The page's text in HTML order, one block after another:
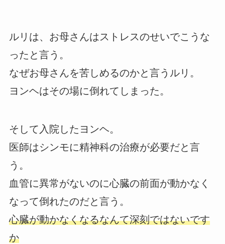
ルリは、お母さんはストレスのせいでこうな
ったと言う。
なぜお母さんを苦しめるのかと言うルリ。
ヨンヘはその場に倒れてしまった。
そして入院したヨンヘ。
医師はシンモに精神科の治療が必要だと言
う。
血管に異常がないのに心臓の前面が動かなく
なって倒れたのだと言う。
心臓が動かなくなるなんて深刻ではないです
か